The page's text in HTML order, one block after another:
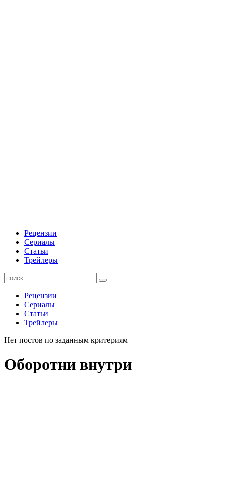
Рецензии
Сериалы
Статьи
Трейлеры
Найти:
Рецензии
Сериалы
Статьи
Трейлеры
Нет постов по заданным критериям
Оборотни внутри